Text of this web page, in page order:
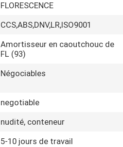
FLORESCENCE
CCS,ABS,DNV,LR,ISO9001
Amortisseur en caoutchouc de
FL (93)
Négociables
negotiable
nudité, conteneur
5-10 jours de travail